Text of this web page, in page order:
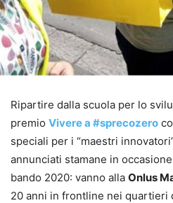
Ripartire dalla scuola per lo
premio Vivere a #sprecozero
speciali per i “maestri
annunciati stamane in
bando 2020: vanno alla Onlus
20 anni in frontline nei quartieri